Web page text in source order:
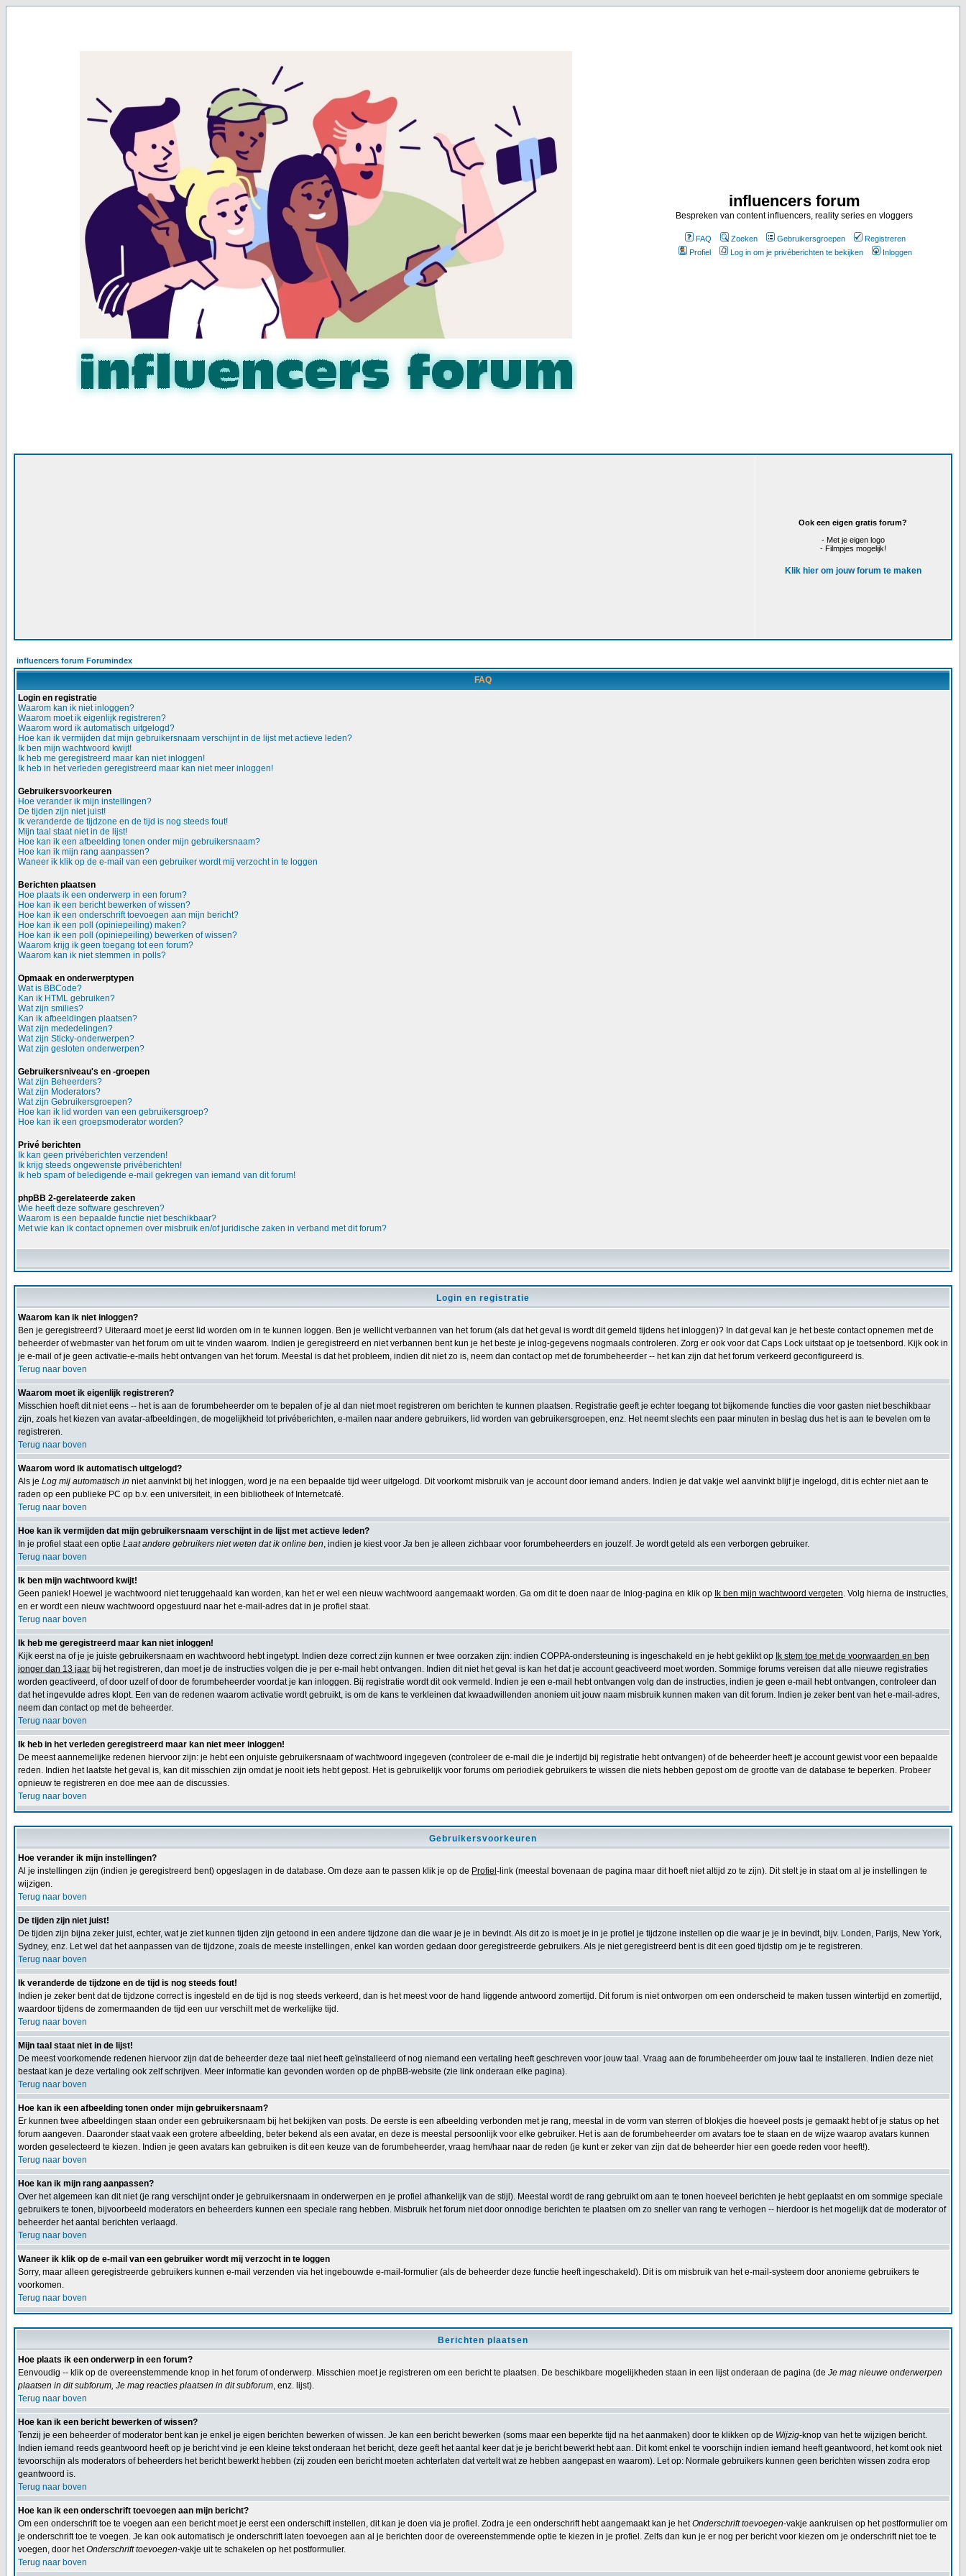
influencers forum
Bespreken van content influencers, reality series en vloggers
FAQ Zoeken Gebruikersgroepen
Registreren
Profiel
Log in om je privéberichten te bekijken Inloggen
Ook een eigen gratis forum?
- Met je eigen logo
- Filmpjes mogelijk!
Klik hier om jouw forum te maken
influencers forum Forumindex
FAQ
Login en registratie
Waarom kan ik niet inloggen?
Waarom moet ik eigenlijk registreren?
Waarom word ik automatisch uitgelogd?
Hoe kan ik vermijden dat mijn gebruikersnaam verschijnt in de lijst met actieve leden?
Ik ben mijn wachtwoord kwijt!
Ik heb me geregistreerd maar kan niet inloggen!
Ik heb in het verleden geregistreerd maar kan niet meer inloggen!
Gebruikersvoorkeuren
Hoe verander ik mijn instellingen?
De tijden zijn niet juist!
Ik veranderde de tijdzone en de tijd is nog steeds fout!
Mijn taal staat niet in de lijst!
Hoe kan ik een afbeelding tonen onder mijn gebruikersnaam?
Hoe kan ik mijn rang aanpassen?
Waneer ik klik op de e-mail van een gebruiker wordt mij verzocht in te loggen
Berichten plaatsen
Hoe plaats ik een onderwerp in een forum?
Hoe kan ik een bericht bewerken of wissen?
Hoe kan ik een onderschrift toevoegen aan mijn bericht?
Hoe kan ik een poll (opiniepeiling) maken?
Hoe kan ik een poll (opiniepeiling) bewerken of wissen?
Waarom krijg ik geen toegang tot een forum?
Waarom kan ik niet stemmen in polls?
Opmaak en onderwerptypen
Wat is BBCode?
Kan ik HTML gebruiken?
Wat zijn smilies?
Kan ik afbeeldingen plaatsen?
Wat zijn mededelingen?
Wat zijn Sticky-onderwerpen?
Wat zijn gesloten onderwerpen?
Gebruikersniveau's en -groepen
Wat zijn Beheerders?
Wat zijn Moderators?
Wat zijn Gebruikersgroepen?
Hoe kan ik lid worden van een gebruikersgroep?
Hoe kan ik een groepsmoderator worden?
Privé berichten
Ik kan geen privéberichten verzenden!
Ik krijg steeds ongewenste privéberichten!
Ik heb spam of beledigende e-mail gekregen van iemand van dit forum!
phpBB 2-gerelateerde zaken
Wie heeft deze software geschreven?
Waarom is een bepaalde functie niet beschikbaar?
Met wie kan ik contact opnemen over misbruik en/of juridische zaken in verband met dit forum?
Login en registratie
Waarom kan ik niet inloggen?
Ben je geregistreerd? Uiteraard moet je eerst lid worden om in te kunnen loggen. Ben je wellicht verbannen van het forum (als dat het geval is wordt dit gemeld tijdens het inloggen)? In dat geval kan je het beste contact opnemen met de
beheerder of webmaster van het forum om uit te vinden waarom. Indien je geregistreerd en niet verbannen bent kun je het beste je inlog-gegevens nogmaals controleren. Zorg er ook voor dat Caps Lock uitstaat op je toetsenbord. Kijk ook in
je e-mail of je geen activatie-e-mails hebt ontvangen van het forum. Meestal is dat het probleem, indien dit niet zo is, neem dan contact op met de forumbeheerder -- het kan zijn dat het forum verkeerd geconfigureerd is.
Terug naar boven
Waarom moet ik eigenlijk registreren?
Misschien hoeft dit niet eens -- het is aan de forumbeheerder om te bepalen of je al dan niet moet registreren om berichten te kunnen plaatsen. Registratie geeft je echter toegang tot bijkomende functies die voor gasten niet beschikbaar
zijn, zoals het kiezen van avatar-afbeeldingen, de mogelijkheid tot privéberichten, e-mailen naar andere gebruikers, lid worden van gebruikersgroepen, enz. Het neemt slechts een paar minuten in beslag dus het is aan te bevelen om te
registreren.
Terug naar boven
Waarom word ik automatisch uitgelogd?
Als je Log mij automatisch in niet aanvinkt bij het inloggen, word je na een bepaalde tijd weer uitgelogd. Dit voorkomt misbruik van je account door iemand anders. Indien je dat vakje wel aanvinkt blijf je ingelogd, dit is echter niet aan te
raden op een publieke PC op b.v. een universiteit, in een bibliotheek of Internetcafé.
Terug naar boven
Hoe kan ik vermijden dat mijn gebruikersnaam verschijnt in de lijst met actieve leden?
In je profiel staat een optie Laat andere gebruikers niet weten dat ik online ben, indien je kiest voor Ja ben je alleen zichbaar voor forumbeheerders en jouzelf. Je wordt geteld als een verborgen gebruiker.
Terug naar boven
Ik ben mijn wachtwoord kwijt!
Geen paniek! Hoewel je wachtwoord niet teruggehaald kan worden, kan het er wel een nieuw wachtwoord aangemaakt worden. Ga om dit te doen naar de Inlog-pagina en klik op Ik ben mijn wachtwoord vergeten. Volg hierna de instructies,
en er wordt een nieuw wachtwoord opgestuurd naar het e-mail-adres dat in je profiel staat.
Terug naar boven
Ik heb me geregistreerd maar kan niet inloggen!
Kijk eerst na of je je juiste gebruikersnaam en wachtwoord hebt ingetypt. Indien deze correct zijn kunnen er twee oorzaken zijn: indien COPPA-ondersteuning is ingeschakeld en je hebt geklikt op Ik stem toe met de voorwaarden en ben
jonger dan 13 jaar bij het registreren, dan moet je de instructies volgen die je per e-mail hebt ontvangen. Indien dit niet het geval is kan het dat je account geactiveerd moet worden. Sommige forums vereisen dat alle nieuwe registraties
worden geactiveerd, of door uzelf of door de forumbeheerder voordat je kan inloggen. Bij registratie wordt dit ook vermeld. Indien je een e-mail hebt ontvangen volg dan de instructies, indien je geen e-mail hebt ontvangen, controleer dan
dat het ingevulde adres klopt. Een van de redenen waarom activatie wordt gebruikt, is om de kans te verkleinen dat kwaadwillenden anoniem uit jouw naam misbruik kunnen maken van dit forum. Indien je zeker bent van het e-mail-adres,
neem dan contact op met de beheerder.
Terug naar boven
Ik heb in het verleden geregistreerd maar kan niet meer inloggen!
De meest aannemelijke redenen hiervoor zijn: je hebt een onjuiste gebruikersnaam of wachtwoord ingegeven (controleer de e-mail die je indertijd bij registratie hebt ontvangen) of de beheerder heeft je account gewist voor een bepaalde
reden. Indien het laatste het geval is, kan dit misschien zijn omdat je nooit iets hebt gepost. Het is gebruikelijk voor forums om periodiek gebruikers te wissen die niets hebben gepost om de grootte van de database te beperken. Probeer
opnieuw te registreren en doe mee aan de discussies.
Terug naar boven
Gebruikersvoorkeuren
Hoe verander ik mijn instellingen?
Al je instellingen zijn (indien je geregistreerd bent) opgeslagen in de database. Om deze aan te passen klik je op de Profiel -link (meestal bovenaan de pagina maar dit hoeft niet altijd zo te zijn). Dit stelt je in staat om al je instellingen te
wijzigen.
Terug naar boven
De tijden zijn niet juist!
De tijden zijn bijna zeker juist, echter, wat je ziet kunnen tijden zijn getoond in een andere tijdzone dan die waar je je in bevindt. Als dit zo is moet je in je profiel je tijdzone instellen op die waar je je in bevindt, bijv. Londen, Parijs, New York,
Sydney, enz. Let wel dat het aanpassen van de tijdzone, zoals de meeste instellingen, enkel kan worden gedaan door geregistreerde gebruikers. Als je niet geregistreerd bent is dit een goed tijdstip om je te registreren.
Terug naar boven
Ik veranderde de tijdzone en de tijd is nog steeds fout!
Indien je zeker bent dat de tijdzone correct is ingesteld en de tijd is nog steeds verkeerd, dan is het meest voor de hand liggende antwoord zomertijd. Dit forum is niet ontworpen om een onderscheid te maken tussen wintertijd en zomertijd,
waardoor tijdens de zomermaanden de tijd een uur verschilt met de werkelijke tijd.
Terug naar boven
Mijn taal staat niet in de lijst!
De meest voorkomende redenen hiervoor zijn dat de beheerder deze taal niet heeft geïnstalleerd of nog niemand een vertaling heeft geschreven voor jouw taal. Vraag aan de forumbeheerder om jouw taal te installeren. Indien deze niet
bestaat kan je deze vertaling ook zelf schrijven. Meer informatie kan gevonden worden op de phpBB-website (zie link onderaan elke pagina).
Terug naar boven
Hoe kan ik een afbeelding tonen onder mijn gebruikersnaam?
Er kunnen twee afbeeldingen staan onder een gebruikersnaam bij het bekijken van posts. De eerste is een afbeelding verbonden met je rang, meestal in de vorm van sterren of blokjes die hoeveel posts je gemaakt hebt of je status op het
forum aangeven. Daaronder staat vaak een grotere afbeelding, beter bekend als een avatar, en deze is meestal persoonlijk voor elke gebruiker. Het is aan de forumbeheerder om avatars toe te staan en de wijze waarop avatars kunnen
worden geselecteerd te kiezen. Indien je geen avatars kan gebruiken is dit een keuze van de forumbeheerder, vraag hem/haar naar de reden (je kunt er zeker van zijn dat de beheerder hier een goede reden voor heeft!).
Terug naar boven
Hoe kan ik mijn rang aanpassen?
Over het algemeen kan dit niet (je rang verschijnt onder je gebruikersnaam in onderwerpen en je profiel afhankelijk van de stijl). Meestal wordt de rang gebruikt om aan te tonen hoeveel berichten je hebt geplaatst en om sommige speciale
gebruikers te tonen, bijvoorbeeld moderators en beheerders kunnen een speciale rang hebben. Misbruik het forum niet door onnodige berichten te plaatsen om zo sneller van rang te verhogen -- hierdoor is het mogelijk dat de moderator of
beheerder het aantal berichten verlaagd.
Terug naar boven
Waneer ik klik op de e-mail van een gebruiker wordt mij verzocht in te loggen
Sorry, maar alleen geregistreerde gebruikers kunnen e-mail verzenden via het ingebouwde e-mail-formulier (als de beheerder deze functie heeft ingeschakeld). Dit is om misbruik van het e-mail-systeem door anonieme gebruikers te
voorkomen.
Terug naar boven
Berichten plaatsen
Hoe plaats ik een onderwerp in een forum?
Eenvoudig -- klik op de overeenstemmende knop in het forum of onderwerp. Misschien moet je registreren om een bericht te plaatsen. De beschikbare mogelijkheden staan in een lijst onderaan de pagina (de Je mag nieuwe onderwerpen
plaatsen in dit subforum, Je mag reacties plaatsen in dit subforum, enz. lijst).
Terug naar boven
Hoe kan ik een bericht bewerken of wissen?
Tenzij je een beheerder of moderator bent kan je enkel je eigen berichten bewerken of wissen. Je kan een bericht bewerken (soms maar een beperkte tijd na het aanmaken) door te klikken op de Wijzig-knop van het te wijzigen bericht.
Indien iemand reeds geantwoord heeft op je bericht vind je een kleine tekst onderaan het bericht, deze geeft het aantal keer dat je je bericht bewerkt hebt aan. Dit komt enkel te voorschijn indien iemand heeft geantwoord, het komt ook niet
tevoorschijn als moderators of beheerders het bericht bewerkt hebben (zij zouden een bericht moeten achterlaten dat vertelt wat ze hebben aangepast en waarom). Let op: Normale gebruikers kunnen geen berichten wissen zodra erop
geantwoord is.
Terug naar boven
Hoe kan ik een onderschrift toevoegen aan mijn bericht?
Om een onderschrift toe te voegen aan een bericht moet je eerst een onderschift instellen, dit kan je doen via je profiel. Zodra je een onderschrift hebt aangemaakt kan je hetOnderschrift toevoegen-vakje aankruisen op het postformulier om
je onderschrift toe te voegen. Je kan ook automatisch je onderschrift laten toevoegen aan al je berichten door de overeenstemmende optie te kiezen in je profiel. Zelfs dan kun je er nog per bericht voor kiezen om je onderschrift niet toe te
voegen, door hetOnderschrift toevoegen-vakje uit te schakelen op het postformulier.
Terug naar boven